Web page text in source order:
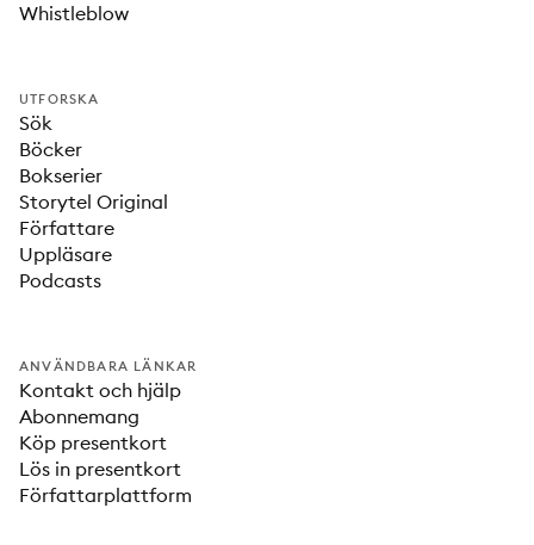
Whistleblow
UTFORSKA
Sök
Böcker
Bokserier
Storytel Original
Författare
Uppläsare
Podcasts
ANVÄNDBARA LÄNKAR
Kontakt och hjälp
Abonnemang
Köp presentkort
Lös in presentkort
Författarplattform